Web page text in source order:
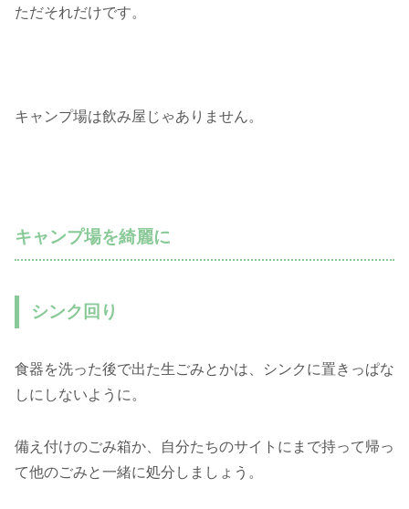
ただそれだけです。
キャンプ場は飲み屋じゃありません。
キャンプ場を綺麗に
シンク回り
食器を洗った後で出た生ごみとかは、シンクに置きっぱな
しにしないように。
備え付けのごみ箱か、自分たちのサイトにまで持って帰っ
て他のごみと一緒に処分しましょう。